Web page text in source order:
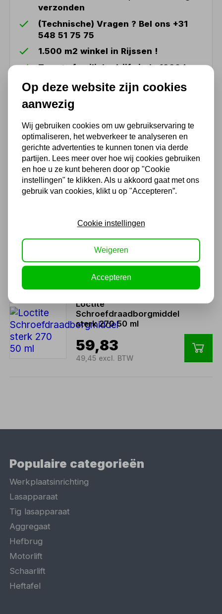
verzonden
(Technische) Vragen ? Bel ons +31
548 51 75 75
1.500 m2 winkel in Rijssen !
Twents familiebedrijf sinds 1992 !
Ook handig
Loctite
Schroefdraadborgmiddel
medium 242 50 ml
70,75
58,47 excl. BTW
Schroefdraadborgmiddel
medium 243 50 ml
59,79
Loctite
Schroefdraadborgmiddel
sterk 270 50 ml
59,83
49,45 excl. BTW
Populaire categorieën
Werkplaatsinrichting
Lasapparaat
Tig lasapparaat
Aggregaat
Hefbrug
Motorlift
Schaarlift
Heftafel
Op deze website zijn cookies
aanwezig
Wij gebruiken cookies om uw gebruikservaring te
optimaliseren, het webverkeer te analyseren en
gerichte advertenties te kunnen tonen via derde
partijen. Lees meer over hoe wij cookies gebruiken
en hoe u ze kunt beheren door op "Cookie
instellingen" te klikken. Als u akkoord gaat met ons
gebruik van cookies, klikt u op "Accepteren”.
Cookie instellingen
Weigeren
Accepteren